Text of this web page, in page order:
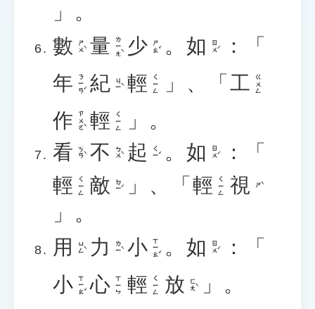
」。
數 ㄕㄨˋ 量 ㄌㄧㄤˋ 少 ㄕㄠˇ 。 如 ㄖㄨˊ
：「
年 ㄋㄧㄢˊ 紀 ㄐㄧˋ 輕 ㄑㄧㄥ 」、「 工 ㄍㄨㄥ
作 ㄗㄨㄛˋ 輕 ㄑㄧㄥ
」。
看 ㄎㄢˋ 不 ㄅㄨˋ 起 ㄑㄧˇ 。 如 ㄖㄨˊ
：「
輕 ㄑㄧㄥ 敵 ㄉㄧˊ 」、「 輕 ㄑㄧㄥ 視 ㄕˋ
」。
用
ㄩㄥˋ 力 ㄌㄧˋ 小 ㄒㄧㄠˇ 。 如 ㄖㄨˊ
：「
小 ㄒㄧㄠˇ 心 ㄒㄧㄣ 輕 ㄑㄧㄥ 放 ㄈㄤˋ
」。